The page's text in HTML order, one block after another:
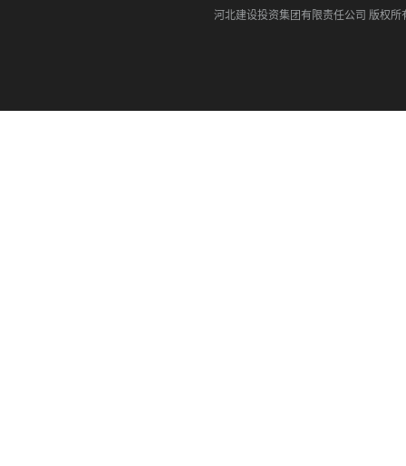
河北建设投资集团有限责任公司 版权所